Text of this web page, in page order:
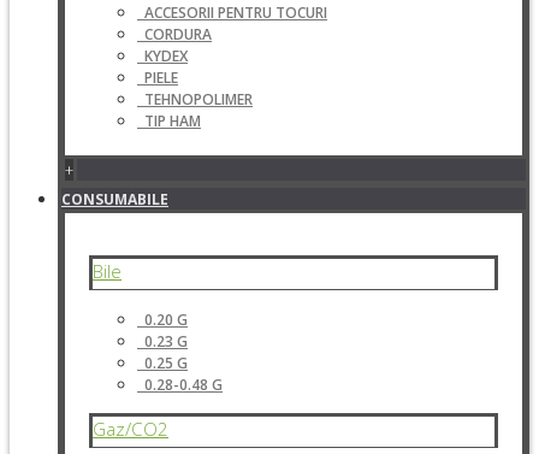
ACCESORII PENTRU TOCURI
CORDURA
KYDEX
PIELE
TEHNOPOLIMER
TIP HAM
+
CONSUMABILE
Bile
0.20 G
0.23 G
0.25 G
0.28-0.48 G
Gaz/CO2